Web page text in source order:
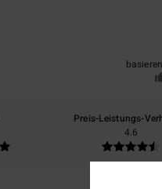
Preis-Leistungs-
4.6